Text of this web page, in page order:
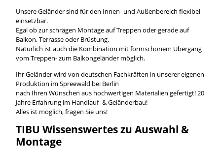
Unsere Geländer sind für den Innen- und Außenbereich flexibel
einsetzbar.
Egal ob zur schrägen Montage auf Treppen oder gerade auf
Balkon, Terrasse oder Brüstung.
Natürlich ist auch die Kombination mit formschönem Übergang
vom Treppen- zum Balkongeländer möglich.
Ihr Geländer wird von deutschen Fachkräften in unserer eigenen
Produktion im Spreewald bei Berlin
nach Ihren Wünschen aus hochwertigen Materialien gefertigt! 20
Jahre Erfahrung im Handlauf- & Geländerbau!
Alles ist möglich, fragen Sie uns!
TIBU Wissenswerteszu Auswahl &
Montage